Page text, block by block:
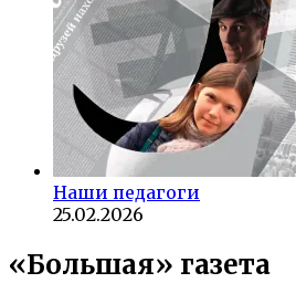
Наши педагоги
25.02.2026
«Большая» газета